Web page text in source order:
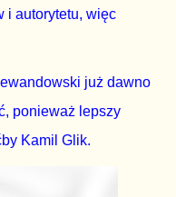
i autorytetu, więc
już dawno
ponieważ lepszy
Kamil Glik.